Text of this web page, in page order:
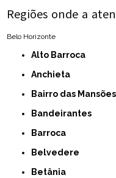
Regiões onde a
Belo Horizonte
Alto Barroca
Anchieta
Bairro das Mansões
Bandeirantes
Barroca
Belvedere
Betânia